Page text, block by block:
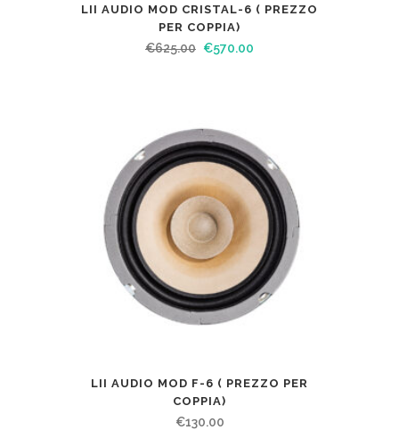
LII AUDIO MOD CRISTAL-6 ( PREZZO
PER COPPIA)
€625.00 €570.00
LII AUDIO MOD F-6 ( PREZZO PER
COPPIA)
€130.00